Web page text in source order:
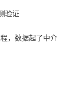
验证
，数据起了中介